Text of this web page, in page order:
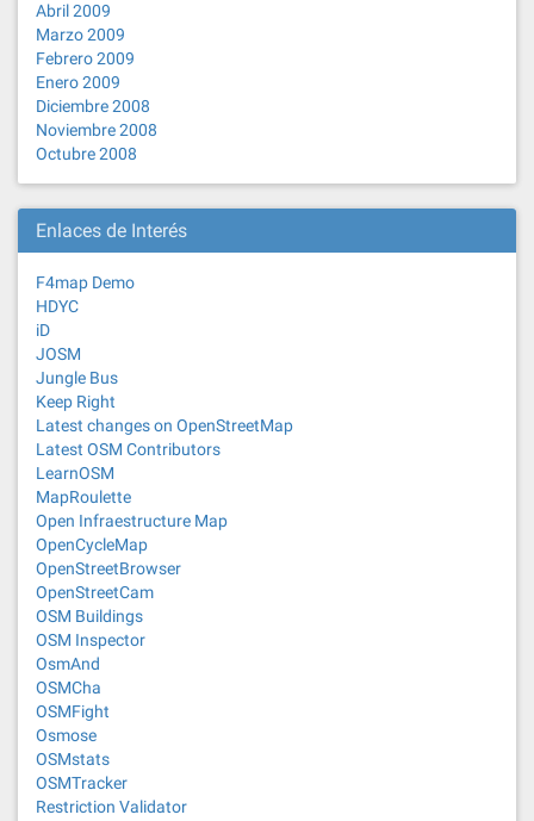
Abril 2009
Marzo 2009
Febrero 2009
Enero 2009
Diciembre 2008
Noviembre 2008
Octubre 2008
Enlaces de Interés
F4map Demo
HDYC
iD
JOSM
Jungle Bus
Keep Right
Latest changes on OpenStreetMap
Latest OSM Contributors
LearnOSM
MapRoulette
Open Infraestructure Map
OpenCycleMap
OpenStreetBrowser
OpenStreetCam
OSM Buildings
OSM Inspector
OsmAnd
OSMCha
OSMFight
Osmose
OSMstats
OSMTracker
Restriction Validator